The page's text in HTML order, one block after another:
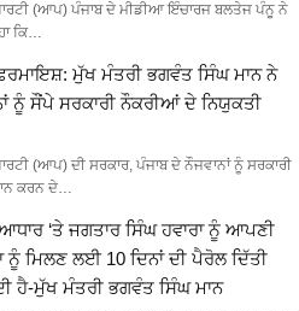
(ਆਪ) ਪੰਜਾਬ ਦੇ ਮੀਡੀਆ ਇੰਚਾਰਜ ਬਲਤੇਜ ਪੰਨੂ ਨੇ
ਕਿ…
ਮੁੱਖ ਮੰਤਰੀ ਭਗਵੰਤ ਸਿੰਘ ਮਾਨ ਨੇ
ਨੂੰ ਸੌਂਪੇ ਸਰਕਾਰੀ ਨੌਕਰੀਆਂ ਦੇ ਨਿਯੁਕਤੀ
(ਆਪ) ਦੀ ਸਰਕਾਰ, ਪੰਜਾਬ ਦੇ ਨੌਜਵਾਨਾਂ ਨੂੰ ਸਰਕਾਰੀ
ਕਰਨ ਦੇ…
‘ਤੇ ਜਗਤਾਰ ਸਿੰਘ ਹਵਾਰਾ ਨੂੰ ਆਪਣੀ
ਨੂੰ ਮਿਲਣ ਲਈ 10 ਦਿਨਾਂ ਦੀ ਪੈਰੋਲ ਦਿੱਤੀ
ਹੈ-ਮੁੱਖ ਮੰਤਰੀ ਭਗਵੰਤ ਸਿੰਘ ਮਾਨ